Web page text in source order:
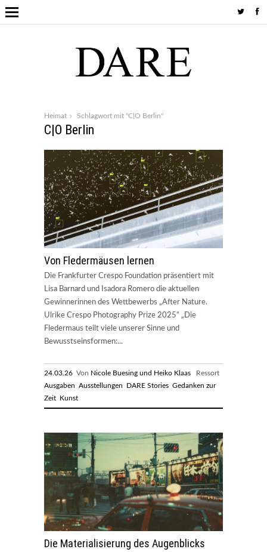
Heimat Schlagwort mit "C|O Berlin"
C|O Berlin
Von Fledermäusen lernen
Die Frankfurter Crespo Foundation präsentiert mit
Lisa Barnard und Isadora Romero die aktuellen
Gewinnerinnen des Wettbewerbs „After Nature.
Ulrike Crespo Photography Prize 2025“ „Die
Fledermaus teilt viele unserer Sinne und
Bewusstseinsformen:...
24.03.26 Von Nicole Buesing und Heiko Klaas Ressort
Ausgaben Ausstellungen DARE Stories Gedanken zur
Zeit Kunst
Die Materialisierung des Augenblicks